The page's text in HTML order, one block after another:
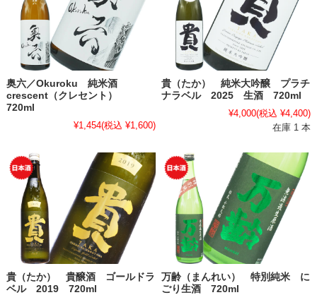
奥六／Okuroku 純米酒
crescent（クレセント）
720ml
¥1,454(税込 ¥1,600)
貴（たか） 純米大吟醸 プラチ
ナラベル 2025 生酒 720ml
¥4,000(税込 ¥4,400)
在庫 1 本
貴（たか） 貴醸酒 ゴールドラ
ベル 2019 720ml
万齢（まんれい） 特別純米 に
ごり生酒 720ml